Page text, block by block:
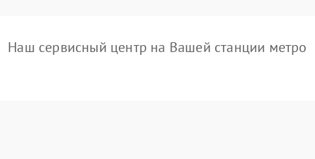
Наш сервисный центр на Вашей станции метро